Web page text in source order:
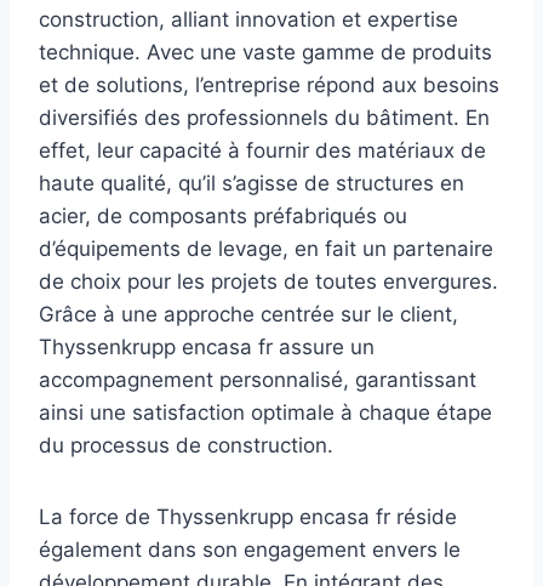
construction, alliant innovation et expertise
technique. Avec une vaste gamme de produits
et de solutions, l’entreprise répond aux besoins
diversifiés des professionnels du bâtiment. En
effet, leur capacité à fournir des matériaux de
haute qualité, qu’il s’agisse de structures en
acier, de composants préfabriqués ou
d’équipements de levage, en fait un partenaire
de choix pour les projets de toutes envergures.
Grâce à une approche centrée sur le client,
Thyssenkrupp encasa fr assure un
accompagnement personnalisé, garantissant
ainsi une satisfaction optimale à chaque étape
du processus de construction.
La force de Thyssenkrupp encasa fr réside
également dans son engagement envers le